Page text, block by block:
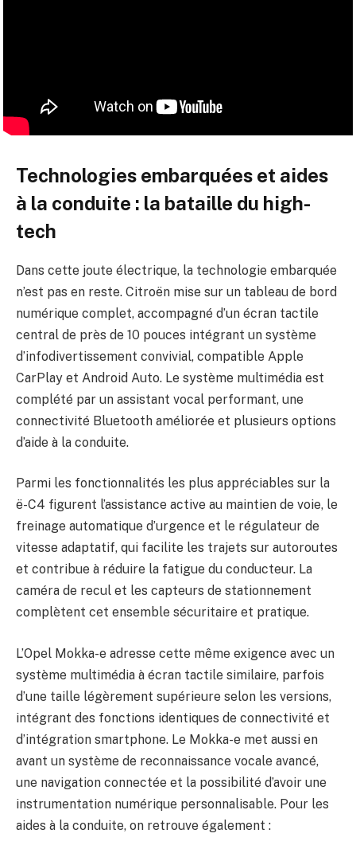
Technologies embarquées et aides
à la conduite : la bataille du high-
tech
Dans cette joute électrique, la technologie embarquée
n’est pas en reste. Citroën mise sur un tableau de bord
numérique complet, accompagné d’un écran tactile
central de près de 10 pouces intégrant un système
d’infodivertissement convivial, compatible Apple
CarPlay et Android Auto. Le système multimédia est
complété par un assistant vocal performant, une
connectivité Bluetooth améliorée et plusieurs options
d’aide à la conduite.
Parmi les fonctionnalités les plus appréciables sur la
ë-C4 figurent l’assistance active au maintien de voie, le
freinage automatique d’urgence et le régulateur de
vitesse adaptatif, qui facilite les trajets sur autoroutes
et contribue à réduire la fatigue du conducteur. La
caméra de recul et les capteurs de stationnement
complètent cet ensemble sécuritaire et pratique.
L’Opel Mokka-e adresse cette même exigence avec un
système multimédia à écran tactile similaire, parfois
d’une taille légèrement supérieure selon les versions,
intégrant des fonctions identiques de connectivité et
d’intégration smartphone. Le Mokka-e met aussi en
avant un système de reconnaissance vocale avancé,
une navigation connectée et la possibilité d’avoir une
instrumentation numérique personnalisable. Pour les
aides à la conduite, on retrouve également :